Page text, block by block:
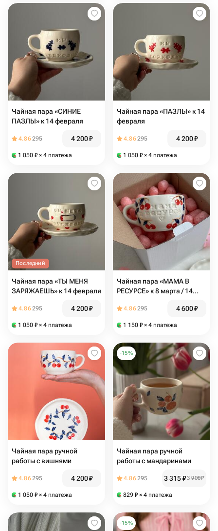
Чайная пара «СИНИЕ
ПАЗЛЫ» к 14 февраля
4.86295 4 200₽
1 050 ₽ × 4 платежа
Чайная пара «ПАЗЛЫ» к 14
февраля
4.86295 4 200₽
1 050 ₽ × 4 платежа
Последний
Чайная пара «ТЫ МЕНЯ
ЗАРЯЖАЕШЬ» к 14 февраля
4.86295 4 200₽
1 050 ₽ × 4 платежа
Чайная пара «МАМА В
РЕСУРСЕ» к 8 марта / 14
4.86295 4 600₽
1 150 ₽ × 4 платежа
Чайная пара ручной
работы с вишнями
4.86295 4 200₽
1 050 ₽ × 4 платежа
-15%
Чайная пара ручной
работы с мандаринами
4.86295 3 315₽3 900₽
829 ₽ × 4 платежа
-15%